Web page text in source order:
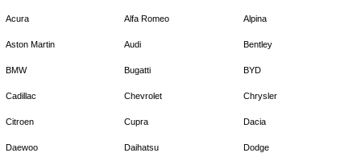
Acura Alfa Romeo Alpina
Aston Martin Audi Bentley
BMW Bugatti BYD
Cadillac Chevrolet Chrysler
Citroen Cupra Dacia
Daewoo Daihatsu Dodge